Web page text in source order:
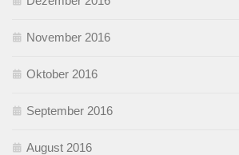
November 2016
Oktober 2016
September 2016
August 2016